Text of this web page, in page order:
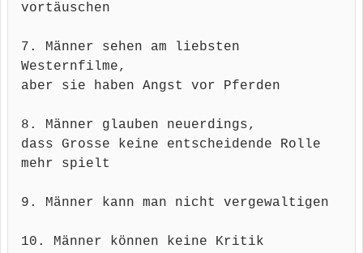
vortäuschen
7. Männer sehen am liebsten
Westernfilme,
aber sie haben Angst vor Pferden
8. Männer glauben neuerdings,
dass Grosse keine entscheidende Rolle
mehr spielt
9. Männer kann man nicht vergewaltigen
10. Männer können keine Kritik